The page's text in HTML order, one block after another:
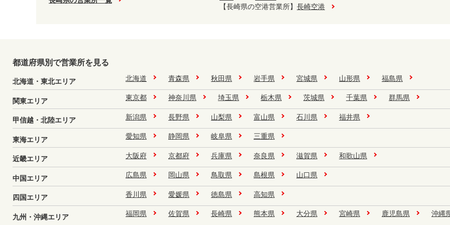
【長崎県の空港営業所】 長崎空港
都道府県別で営業所を見る
北海道・東北エリア 北海道 青森県 秋田県 手県 宮城県 山形県 福島県
関東エリア 東京都 神奈川県 埼玉県 栃木県 茨城県 千葉県 群馬県
甲信越・北陸エリア 新潟県 長野県 山梨県 富山県 石川県 福井県
東海エリア 愛知県 静岡県 岐阜県 三重県
近畿エリア 大阪府 京都府 兵庫県 奈良県 滋賀県 和歌山県
中国エリア 広島県 岡山県 鳥取県 島根県 山口県
四国エリア 香川県 愛媛県 徳島県 高知県
九州・沖縄エリア 福岡県 佐賀県 長崎県 熊本県 大分県 宮崎県 鹿児島県 沖縄